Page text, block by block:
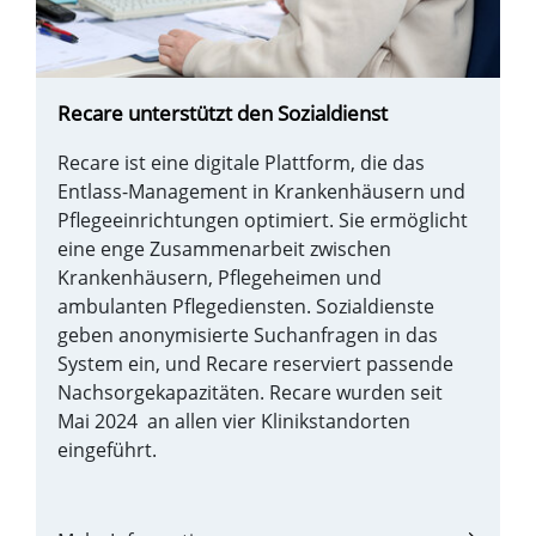
Recare unterstützt den Sozialdienst
Recare ist eine digitale Plattform, die das
Entlass-Management in Krankenhäusern und
Pflegeeinrichtungen optimiert. Sie ermöglicht
eine enge Zusammenarbeit zwischen
Krankenhäusern, Pflegeheimen und
ambulanten Pflegediensten. Sozialdienste
geben anonymisierte Suchanfragen in das
System ein, und Recare reserviert passende
Nachsorgekapazitäten. Recare wurden seit
Mai 2024 an allen vier Klinikstandorten
eingeführt.